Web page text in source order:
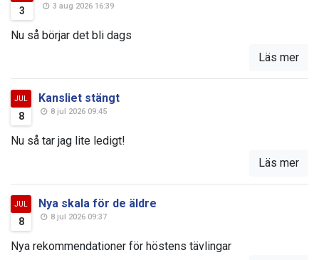
3 3 aug 2026 16:39
Nu så börjar det bli dags
Läs mer
JUL
8
Kansliet stängt
8 jul 2026 09:45
Nu så tar jag lite ledigt!
Läs mer
JUL
8
Nya skala för de äldre
8 jul 2026 09:37
Nya rekommendationer för höstens tävlingar